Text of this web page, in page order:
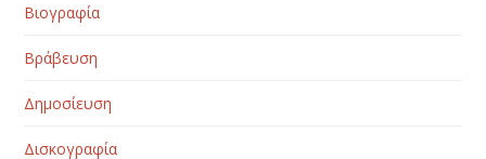
Βιογραφία
Βράβευση
Δημοσίευση
Δισκογραφία